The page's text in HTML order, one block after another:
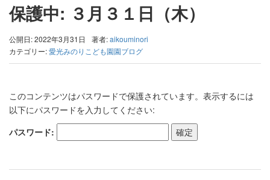
保護中: ３月３１日（木）
公開日: 2022年3月31日 著者:aikouminori
カテゴリー:愛光みのりこども園園ブログ
このコンテンツはパスワードで保護されています。表示するには
以下にパスワードを入力してください:
パスワード: